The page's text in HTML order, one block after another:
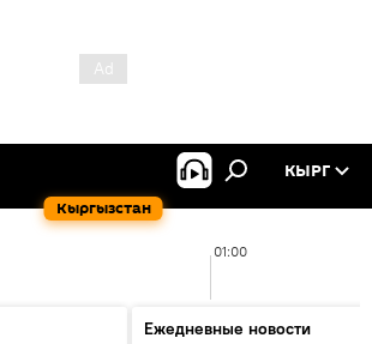
Кыргызстан
КЫРГ
01:00
Ежедневные новости